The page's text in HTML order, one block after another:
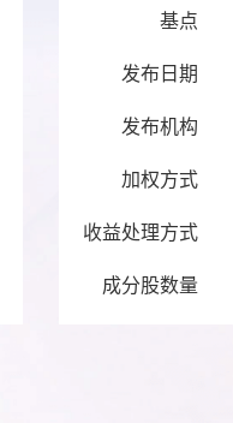
基点
发布日期
发布机构
加权方式
收益处理方式
成分股数量